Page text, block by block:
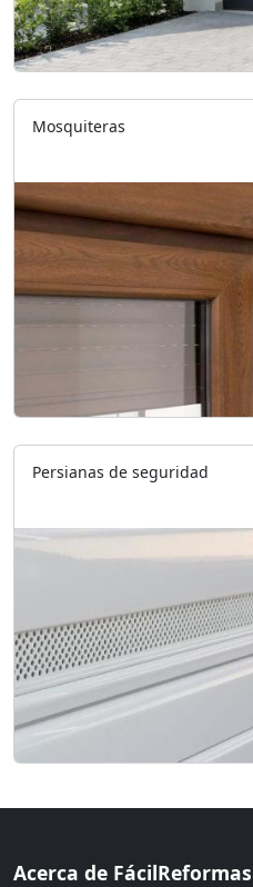
Mosquiteras
Persianas de seguridad
Acerca de FácilReformas